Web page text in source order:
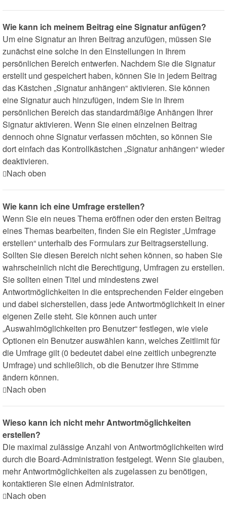
Wie kann ich meinem Beitrag eine Signatur anfügen?
Um eine Signatur an Ihren Beitrag anzufügen, müssen Sie
zunächst eine solche in den Einstellungen in Ihrem
persönlichen Bereich entwerfen. Nachdem Sie die Signatur
erstellt und gespeichert haben, können Sie in jedem Beitrag
das Kästchen „Signatur anhängen“ aktivieren. Sie können
eine Signatur auch hinzufügen, indem Sie in Ihrem
persönlichen Bereich das standardmäßige Anhängen Ihrer
Signatur aktivieren. Wenn Sie einen einzelnen Beitrag
dennoch ohne Signatur verfassen möchten, so können Sie
dort einfach das Kontrollkästchen „Signatur anhängen“ wieder
deaktivieren.
Nach oben
Wie kann ich eine Umfrage erstellen?
Wenn Sie ein neues Thema eröffnen oder den ersten Beitrag
eines Themas bearbeiten, finden Sie ein Register „Umfrage
erstellen“ unterhalb des Formulars zur Beitragserstellung.
Sollten Sie diesen Bereich nicht sehen können, so haben Sie
wahrscheinlich nicht die Berechtigung, Umfragen zu erstellen.
Sie sollten einen Titel und mindestens zwei
Antwortmöglichkeiten in die entsprechenden Felder eingeben
und dabei sicherstellen, dass jede Antwortmöglichkeit in einer
eigenen Zeile steht. Sie können auch unter
„Auswahlmöglichkeiten pro Benutzer“ festlegen, wie viele
Optionen ein Benutzer auswählen kann, welches Zeitlimit für
die Umfrage gilt (0 bedeutet dabei eine zeitlich unbegrenzte
Umfrage) und schließlich, ob die Benutzer ihre Stimme
ändern können.
Nach oben
Wieso kann ich nicht mehr Antwortmöglichkeiten
erstellen?
Die maximal zulässige Anzahl von Antwortmöglichkeiten wird
durch die Board-Administration festgelegt. Wenn Sie glauben,
mehr Antwortmöglichkeiten als zugelassen zu benötigen,
kontaktieren Sie einen Administrator.
Nach oben